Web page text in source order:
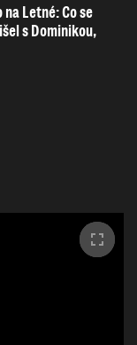
Letné: Co se
s Dominikou,